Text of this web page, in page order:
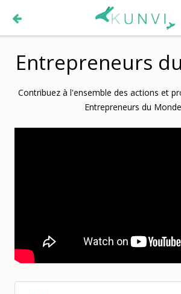
Entrepreneurs
Contribuez à l'ensemble des actions et
Entrepreneurs du